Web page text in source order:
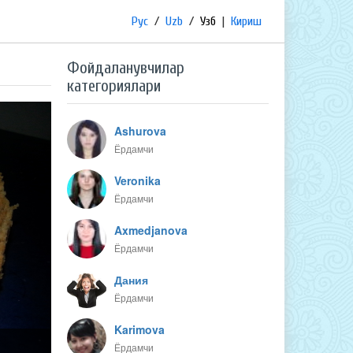
Рус / Uzb / Узб | Кириш
Фойдаланувчилар
категориялари
Ashurova
Ёрдамчи
Veronika
Ёрдамчи
Axmedjanova
Ёрдамчи
Дания
Ёрдамчи
Karimova
Ёрдамчи